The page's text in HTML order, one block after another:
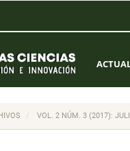
VOL. 2 NÚM. 3 (2017):